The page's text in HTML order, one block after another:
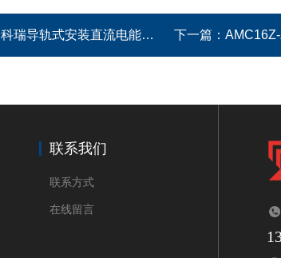
安装直流电能表复费率电能统计 下一篇： AMC16Z-
联系我们
联系方式
在线留言